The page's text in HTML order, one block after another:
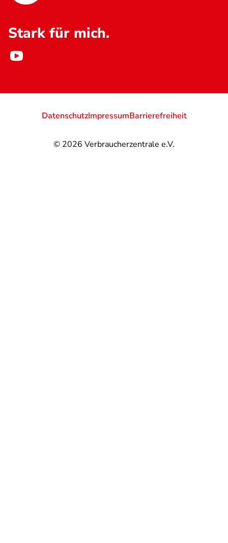
Stark für mich.
© 2026 Verbraucherzentrale e.V.
DatenschutzImpressumBarrierefreiheit